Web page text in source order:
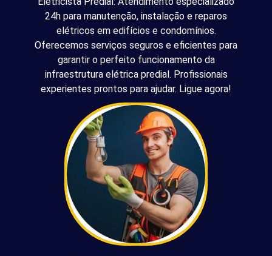
24h para manutenção, instalação e reparos
elétricos em edifícios e condomínios.
Oferecemos serviços seguros e eficientes para
garantir o perfeito funcionamento da
infraestrutura elétrica predial. Profissionais
experientes prontos para ajudar. Ligue agora!